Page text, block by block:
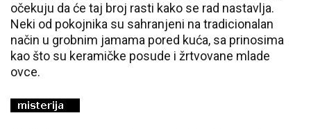
očekuju da će taj broj rasti kako se rad nastavlja.
Neki od pokojnika su sahranjeni na tradicionalan
način u grobnim jamama pored kuća, sa prinosima
kao što su keramičke posude i žrtvovane mlade
ovce.